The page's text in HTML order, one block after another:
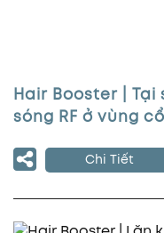
Hair Booster |
sóng RF ở vùng
Chi Tiết